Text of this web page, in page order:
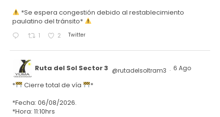
*Se espera congestión debido al restablecimiento
paulatino del tránsito*
1 2 Twitter
Ruta del Sol Sector 3 @rutadelsoltram3 · 6 Ago
* Cierre total de vía
*
*Fecha: 06/08/2026.
*Hora: 11:10hrs